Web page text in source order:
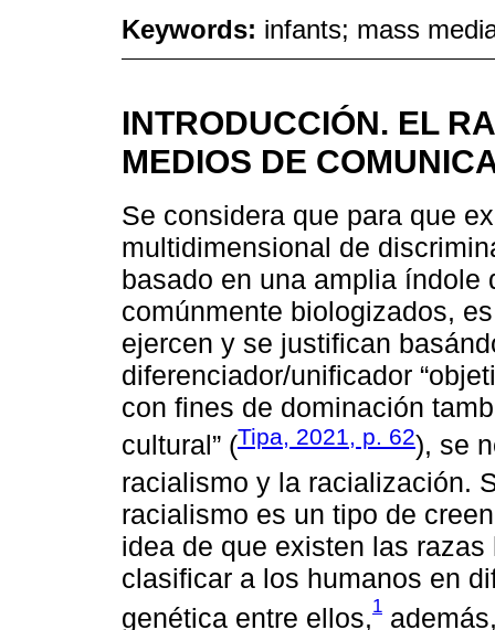
Keywords: infants; mass
INTRODUCCIÓN. EL
MEDIOS DE
Se considera que para que
multidimensional de
basado en una amplia
comúnmente biologizados,
ejercen y se justifican
diferenciador/unificador
con fines de dominación
cultural” (Tipa, 2021, p. 62), se
racialismo y la racialización.
racialismo es un tipo de
idea de que existen las
clasificar a los humanos en
genética entre ellos,1